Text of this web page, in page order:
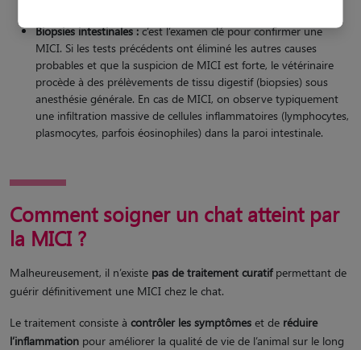
Biopsies intestinales :c’est l’examen clé pour confirmer une
MICI. Si les tests précédents ont éliminé les autres causes
probables et que la suspicion de MICI est forte, le vétérinaire
procède à des prélèvements de tissu digestif (biopsies) sous
anesthésie générale. En cas de MICI, on observe typiquement
une infiltration massive de cellules inflammatoires (lymphocytes,
plasmocytes, parfois éosinophiles) dans la paroi intestinale.
Comment soigner un chat atteint par
la MICI ?
Malheureusement, il n’existe pas de traitement curatifpermettant de
guérir définitivement une MICI chez le chat.
Le traitement consiste à contrôler les symptômes et de réduire
l’inflammation pour améliorer la qualité de vie de l’animal sur le long